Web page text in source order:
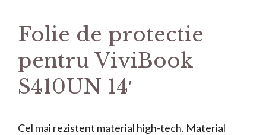
Folie de protectie
pentru ViviBook
S410UN 14′
Cel mai rezistent material high-tech. Material